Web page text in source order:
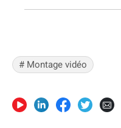
# Montage vidéo